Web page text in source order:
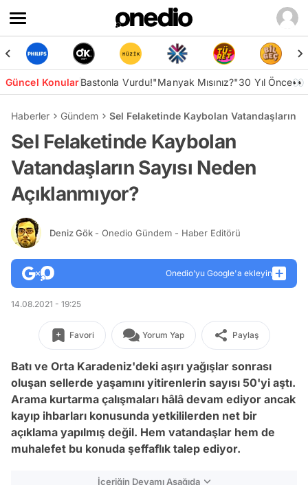
Güncel KonularBastonla Vurdu!"Manyak Mısınız?"30 Yıl Önce👀
Haberler Gündem Sel Felaketinde Kaybolan Vatandaşların
Sel Felaketinde Kaybolan
Vatandaşların Sayısı Neden
Açıklanmıyor?
Deniz Gök - Onedio Gündem - Haber Editörü
Onedio’yu Google'a ekleyin
14.08.2021 - 19:25
Favori Yorum Yap Paylaş
Batı ve Orta Karadeniz'deki aşırı yağışlar sonrası
oluşan sellerde yaşamını yitirenlerin sayısı 50'yi aştı.
Arama kurtarma çalışmaları hâlâ devam ediyor ancak
kayıp ihbarları konusunda yetkililerden net bir
açıklama yapılmış değil. Hem vatandaşlar hem de
muhalefet bu konuda şeffaflık talep ediyor.
İçeriğin Devamı Aşağıda